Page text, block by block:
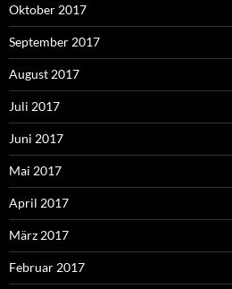
Oktober 2017
September 2017
August 2017
Juli 2017
Juni 2017
Mai 2017
April 2017
März 2017
Februar 2017